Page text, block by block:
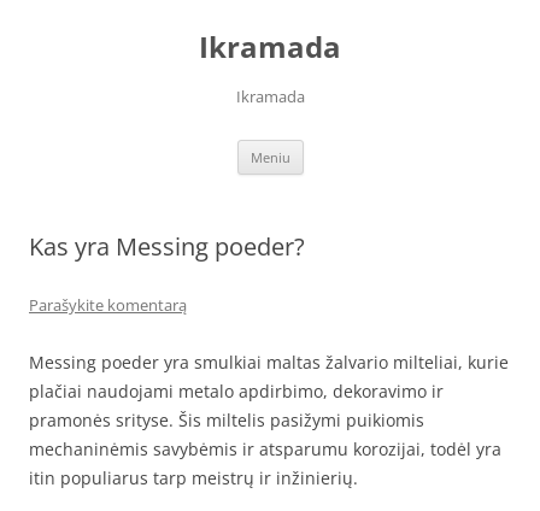
Ikramada
Ikramada
Meniu
Kas yra Messing poeder?
Parašykite komentarą
Messing poeder yra smulkiai maltas žalvario milteliai, kurie
plačiai naudojami metalo apdirbimo, dekoravimo ir
pramonės srityse. Šis miltelis pasižymi puikiomis
mechaninėmis savybėmis ir atsparumu korozijai, todėl yra
itin populiarus tarp meistrų ir inžinierių.